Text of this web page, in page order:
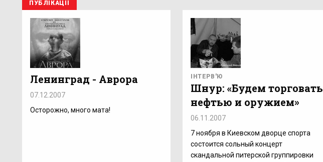
ПУБЛІКАЦІЇ
Ленинград - Аврора
07.12.2007
Осторожно, много мата!
ІНТЕРВ'Ю
Шнур: «Будем торговать
нефтью и оружием»
06.11.2007
7 ноября в Киевском дворце спорта
состоится сольный концерт
скандальной питерской группировки